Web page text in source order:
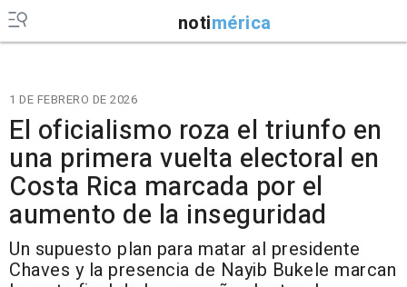
notimérica
1 DE FEBRERO DE 2026
El oficialismo roza el triunfo en
una primera vuelta electoral en
Costa Rica marcada por el
aumento de la inseguridad
Un supuesto plan para matar al presidente
Chaves y la presencia de Nayib Bukele marcan